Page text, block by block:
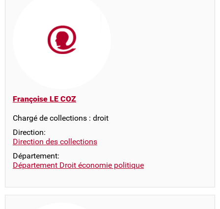
Françoise LE COZ
Chargé de collections : droit
Direction:
Direction des collections
Département:
Département Droit économie politique